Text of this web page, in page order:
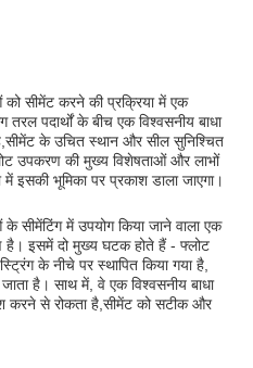
सीमेंट करने की प्रक्रिया में एक
पदार्थों के बीच एक विश्वसनीय बाधा
के उचित स्थान और सील सुनिश्चित
उपकरण की मुख्य विशेषताओं और लाभों
में इसकी भूमिका पर प्रकाश डाला जाएगा।
में उपयोग किया जाने वाला एक
है। इसमें दो मुख्य घटक होते हैं - फ्लोट
के नीचे पर स्थापित किया गया है,
है। साथ में, वे एक विश्वसनीय बाधा
करने से रोकता है,सीमेंट को सटीक और